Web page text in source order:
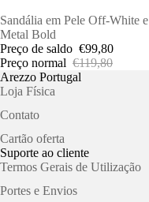
PROMOÇÕES
Sandália em Pele Off-White e
Metal Bold
Preço de saldo €99,80
Preço normal €119,80
Arezzo Portugal
Loja Física
Contato
Cartão oferta
Suporte ao cliente
Termos Gerais de Utilização
Portes e Envios